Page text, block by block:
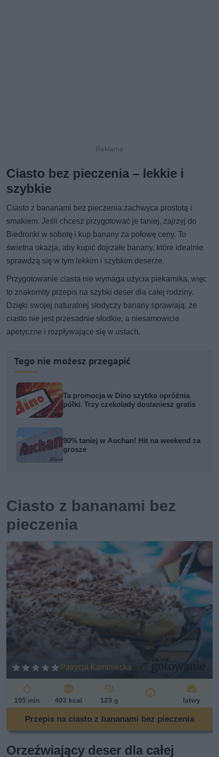
Ciasto bez pieczenia – lekkie i
szybkie
Ciasto z bananami bez pieczenia zachwyca prostotą i
smakiem. Jeśli chcesz przygotować je taniej, zajrzyj do
Biedronki w sobotę i kup banany za połowę ceny. To
świetna okazja, aby kupić dojrzałe banany, które idealnie
sprawdzą się w tym lekkim i szybkim deserze.
Przygotowanie ciasta nie wymaga użycia piekarnika, więc
to znakomity przepis na szybki deser dla całej rodziny.
Dzięki swojej naturalnej słodyczy banany sprawiają, że
ciasto nie jest przesadnie słodkie, a niesamowicie
apetyczne i rozpływające się w ustach.
Tego nie możesz przegapić
Ta promocja w Dino szybko opróżnia
półki. Trzy czekolady dostaniesz gratis
90% taniej w Auchan! Hit na weekend za
grosze
Ciasto z bananami bez
pieczenia
Patrycja Kaminiecka
195 min 403 kcal 123 g łatwy
Przepis na ciasto z bananami bez pieczenia
Orzeźwiający deser dla całej